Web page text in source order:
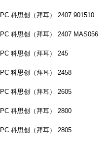
PC 科思创（拜耳） 2407 901510
PC 科思创（拜耳） 2407 MAS056
PC 科思创（拜耳） 245
PC 科思创（拜耳） 2458
PC 科思创（拜耳） 2605
PC 科思创（拜耳） 2800
PC 科思创（拜耳） 2805